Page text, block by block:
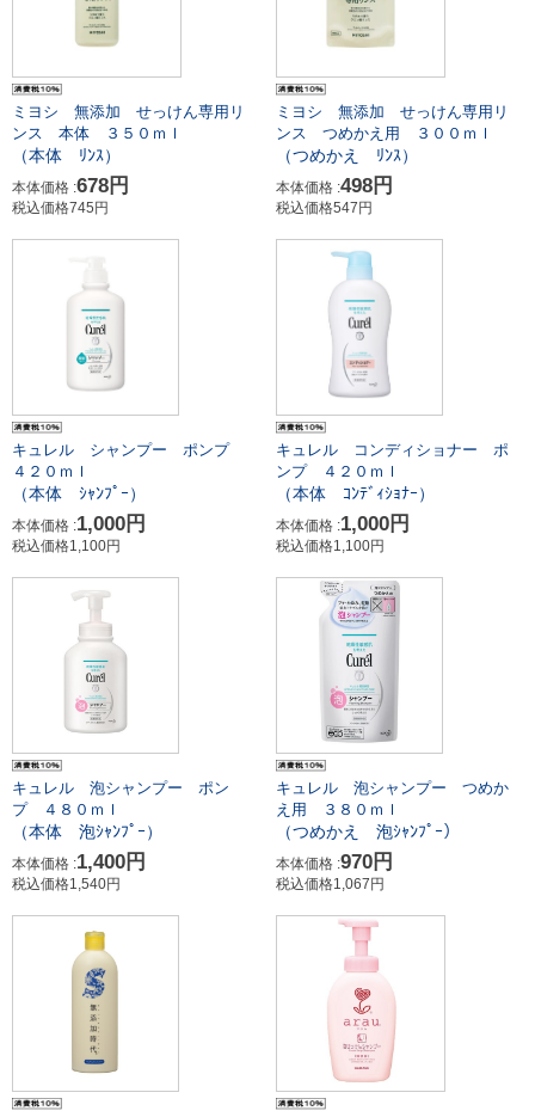
ミヨシ 無添加 せっけん専用リ
ンス 本体 ３５０ｍｌ
（本体 ﾘﾝｽ）
本体価格 :678円
税込価格745円
ミヨシ 無添加 せっけん専用リ
ンス つめかえ用 ３００ｍｌ
（つめかえ ﾘﾝｽ）
本体価格 :498円
税込価格547円
キュレル シャンプー ポンプ
４２０ｍｌ
（本体 ｼｬﾝﾌﾟｰ）
本体価格 :1,000円
税込価格1,100円
キュレル コンディショナー ポ
ンプ ４２０ｍｌ
（本体 ｺﾝﾃﾞｨｼｮﾅｰ）
本体価格 :1,000円
税込価格1,100円
キュレル 泡シャンプー ポン
プ ４８０ｍｌ
（本体 泡ｼｬﾝﾌﾟｰ）
本体価格 :1,400円
税込価格1,540円
キュレル 泡シャンプー つめか
え用 ３８０ｍｌ
（つめかえ 泡ｼｬﾝﾌﾟｰ）
本体価格 :970円
税込価格1,067円